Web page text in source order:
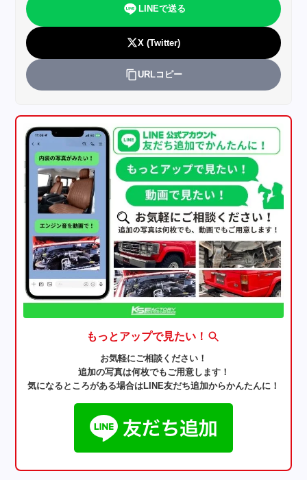
LINEで送る
X (Twitter)
URLコピー
もっとアップで見たい！
お気軽にご相談ください！
追加の写真は何枚でもご用意します！
気になるところがある場合はLINE友だち追加からかんたんに！